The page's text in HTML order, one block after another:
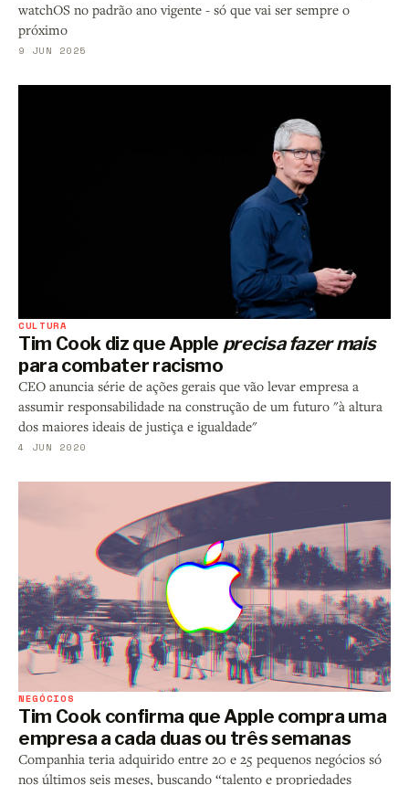
watchOS no padrão ano vigente - só que vai ser sempre o
próximo
9 JUN 2025
CULTURA
Tim Cook diz que Apple precisa fazer mais
para combater racismo
CEO anuncia série de ações gerais que vão levar empresa a
assumir responsabilidade na construção de um futuro "à altura
dos maiores ideais de justiça e igualdade"
4 JUN 2020
NEGÓCIOS
Tim Cook confirma que Apple compra uma
empresa a cada duas ou três semanas
Companhia teria adquirido entre 20 e 25 pequenos negócios só
nos últimos seis meses, buscando “talento e propriedades